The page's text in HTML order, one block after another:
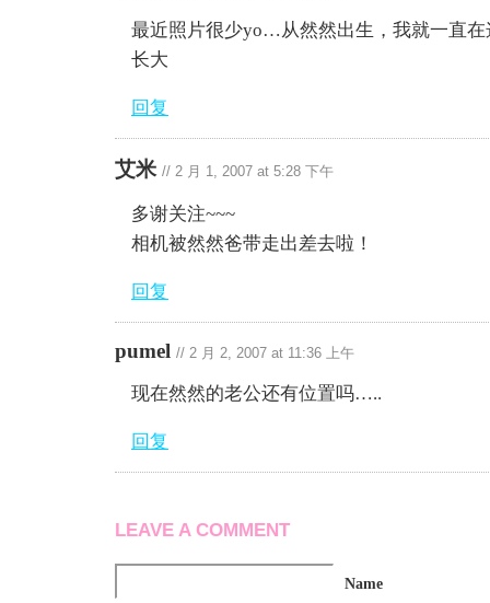
最近照片很少yo…从然然出生，我就一直在
长大
回复
艾米 // 2 月 1, 2007 at 5:28 下午
多谢关注~~~
相机被然然爸带走出差去啦！
回复
pumel // 2 月 2, 2007 at 11:36 上午
现在然然的老公还有位置吗…..
回复
LEAVE A COMMENT
Name